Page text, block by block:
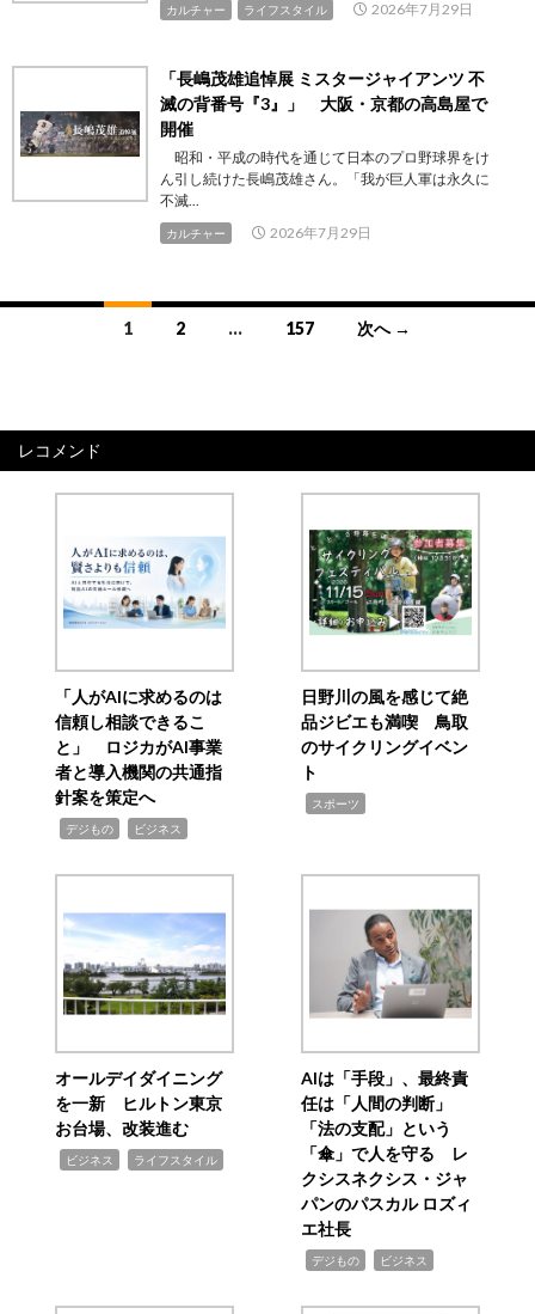
カルチャー ライフスタイル 2026年7月29日
「長嶋茂雄追悼展 ミスタージャイアンツ 不
滅の背番号『3』」 大阪・京都の高島屋で
開催
昭和・平成の時代を通じて日本のプロ野球界をけ
ん引し続けた長嶋茂雄さん。「我が巨人軍は永久に
不滅...
カルチャー 2026年7月29日
ビ
1 2 … 157 次へ →
レコメンド
「人がAIに求めるのは
信頼し相談できるこ
と」 ロジカがAI事業
者と導入機関の共通指
針案を策定へ
デジもの ビジネス
日野川の風を感じて絶
品ジビエも満喫 鳥取
のサイクリングイベン
ト
スポーツ
オールデイダイニング
を一新 ヒルトン東京
お台場、改装進む
ビジネス ライフスタイル
AIは「手段」、最終責
任は「人間の判断」
「法の支配」という
「傘」で人を守る レ
クシスネクシス・ジャ
パンのパスカル ロズィ
エ社長
デジもの ビジネス